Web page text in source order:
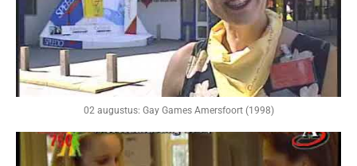
02 augustus: Gay Games Amersfoort (1998)